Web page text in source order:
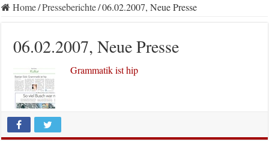
Home/Presseberichte/06.02.2007, Neue Presse
06.02.2007, Neue Presse
Grammatik ist hip